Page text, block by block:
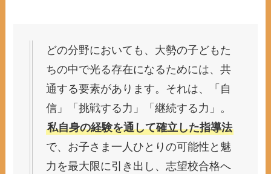
どの分野においても、大勢の子どもた
ちの中で光る存在になるためには、共
通する要素があります。それは、「自
信」「挑戦する力」「継続する力」。
私自身の経験を通して確立した指導法
で、お子さま一人ひとりの可能性と魅
力を最大限に引き出し、志望校合格へ